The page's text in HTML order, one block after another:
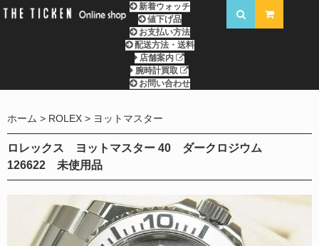
新着ウォッチ
値下げ品
お支払い方法
配送方法・送料
店舗案内
腕時計買取
お問い合わせ
ホーム ROLEX ヨットマスター
ロレックス ヨットマスター 40 ダークロジウム
126622 未使用品